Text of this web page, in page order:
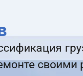
своими